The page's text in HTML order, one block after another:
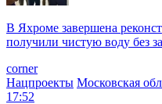
В Яхроме завершена
получили чистую воду без
corner
Нацпроекты Московская
17:52